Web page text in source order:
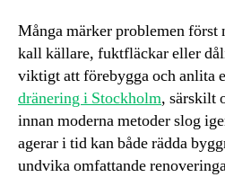
Många märker problemen
kall källare, fuktfläckar eller
viktigt att förebygga och anlita
dränering i Stockholm, särskilt
innan moderna metoder slog
agerar i tid kan både rädda
undvika omfattande